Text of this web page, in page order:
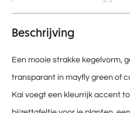
Beschrijving
Een mooie strakke kegelvorm,
transparant in mayfly green of
Kai voegt een kleurrijk accent